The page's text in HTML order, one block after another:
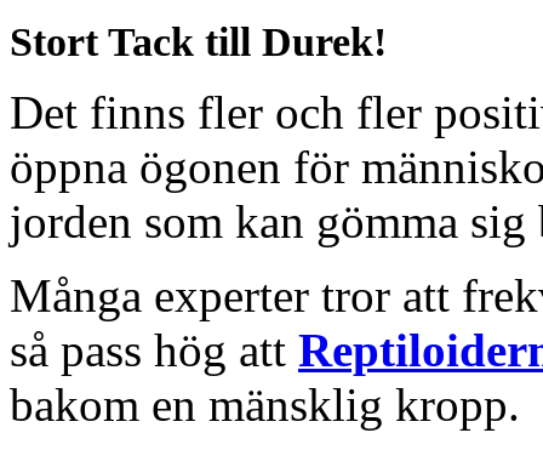
Stort Tack till Durek!
Det finns fler och fler
öppna ögonen för
jorden som kan gömma
Många experter tror att
så pass hög att
bakom en mänsklig kropp.